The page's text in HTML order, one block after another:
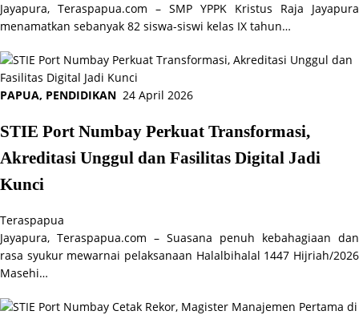
Jayapura, Teraspapua.com – SMP YPPK Kristus Raja Jayapura
menamatkan sebanyak 82 siswa-siswi kelas IX tahun…
PAPUA, PENDIDIKAN 24 April 2026
STIE Port Numbay Perkuat Transformasi,
Akreditasi Unggul dan Fasilitas Digital Jadi
Kunci
Teraspapua
Jayapura, Teraspapua.com – Suasana penuh kebahagiaan dan
rasa syukur mewarnai pelaksanaan Halalbihalal 1447 Hijriah/2026
Masehi…